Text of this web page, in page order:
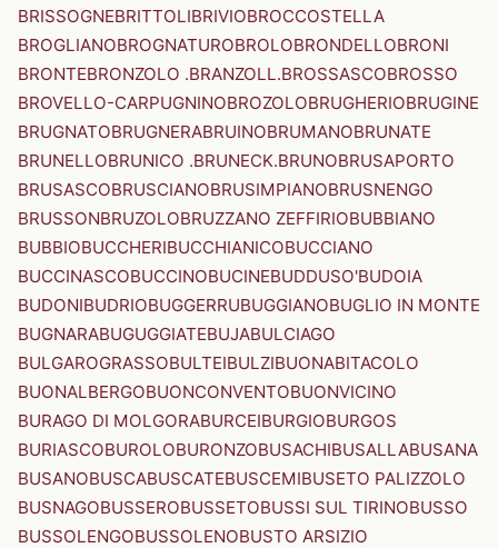
BRISSOGNEBRITTOLIBRIVIOBROCCOSTELLA
BROGLIANOBROGNATUROBROLOBRONDELLOBRONI
BRONTEBRONZOLO .BRANZOLL.BROSSASCOBROSSO
BROVELLO-CARPUGNINOBROZOLOBRUGHERIOBRUGINE
BRUGNATOBRUGNERABRUINOBRUMANOBRUNATE
BRUNELLOBRUNICO .BRUNECK.BRUNOBRUSAPORTO
BRUSASCOBRUSCIANOBRUSIMPIANOBRUSNENGO
BRUSSONBRUZOLOBRUZZANO ZEFFIRIOBUBBIANO
BUBBIOBUCCHERIBUCCHIANICOBUCCIANO
BUCCINASCOBUCCINOBUCINEBUDDUSO'BUDOIA
BUDONIBUDRIOBUGGERRUBUGGIANOBUGLIO IN MONTE
BUGNARABUGUGGIATEBUJABULCIAGO
BULGAROGRASSOBULTEIBULZIBUONABITACOLO
BUONALBERGOBUONCONVENTOBUONVICINO
BURAGO DI MOLGORABURCEIBURGIOBURGOS
BURIASCOBUROLOBURONZOBUSACHIBUSALLABUSANA
BUSANOBUSCABUSCATEBUSCEMIBUSETO PALIZZOLO
BUSNAGOBUSSEROBUSSETOBUSSI SUL TIRINOBUSSO
BUSSOLENGOBUSSOLENOBUSTO ARSIZIO